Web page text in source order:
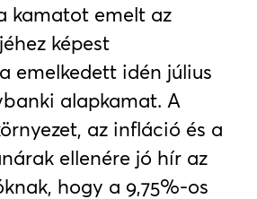
kamatot emelt az
képest
emelkedett idén július
alapkamat. A
az infláció és a
ellenére jó hír az
hogy a 9,75%-os